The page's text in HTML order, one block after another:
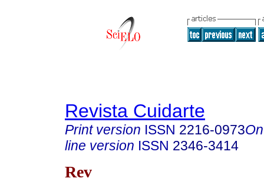
Revista Cuidarte
Print version ISSN 2216-0973
line version ISSN 2346-3414
Rev